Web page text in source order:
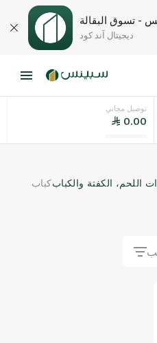
- تسوق البقالة
ديجيتال آند كود
اللغةتوصيل مجاني
0.00
اللحم، الكفتة والكبابكباب